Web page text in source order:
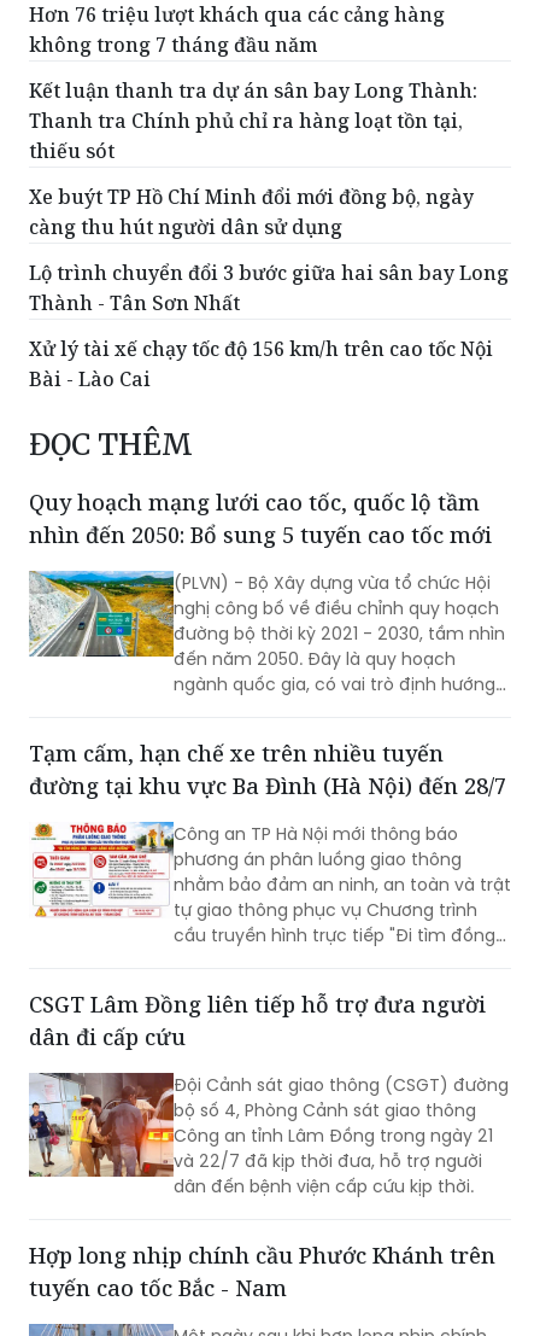
Hơn 76 triệu lượt khách qua các cảng hàng
không trong 7 tháng đầu năm
Kết luận thanh tra dự án sân bay Long Thành:
Thanh tra Chính phủ chỉ ra hàng loạt tồn tại,
thiếu sót
Xe buýt TP Hồ Chí Minh đổi mới đồng bộ, ngày
càng thu hút người dân sử dụng
Lộ trình chuyển đổi 3 bước giữa hai sân bay Long
Thành - Tân Sơn Nhất
Xử lý tài xế chạy tốc độ 156 km/h trên cao tốc Nội
Bài - Lào Cai
ĐỌC THÊM
Quy hoạch mạng lưới cao tốc, quốc lộ tầm
nhìn đến 2050: Bổ sung 5 tuyến cao tốc mới
(PLVN) - Bộ Xây dựng vừa tổ chức Hội
nghị công bố về điều chỉnh quy hoạch
đường bộ thời kỳ 2021 - 2030, tầm nhìn
đến năm 2050. Đây là quy hoạch
ngành quốc gia, có vai trò định hướng
huy động nguồn lực đầu tư, tăng
cường liên kết vùng và kết nối các
cảng biển, cảng hàng không cùng các
đầu mối giao thông quan trọng.
Tạm cấm, hạn chế xe trên nhiều tuyến
đường tại khu vực Ba Đình (Hà Nội) đến 28/7
Công an TP Hà Nội mới thông báo
phương án phân luồng giao thông
nhằm bảo đảm an ninh, an toàn và trật
tự giao thông phục vụ Chương trình
cầu truyền hình trực tiếp "Đi tìm đồng
Anh hùng liệt sĩ, phường Ba Đình.
CSGT Lâm Đồng liên tiếp hỗ trợ đưa người
dân đi cấp cứu
Đội Cảnh sát giao thông (CSGT) đường
bộ số 4, Phòng Cảnh sát giao thông
Công an tỉnh Lâm Đồng trong ngày 21
và 22/7 đã kịp thời đưa, hỗ trợ người
dân đến bệnh viện cấp cứu kịp thời.
Hợp long nhịp chính cầu Phước Khánh trên
tuyến cao tốc Bắc - Nam